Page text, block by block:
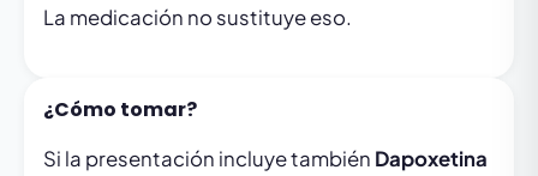
La medicación no sustituye eso.
¿Cómo tomar?
Si la presentación incluye también Dapoxetina